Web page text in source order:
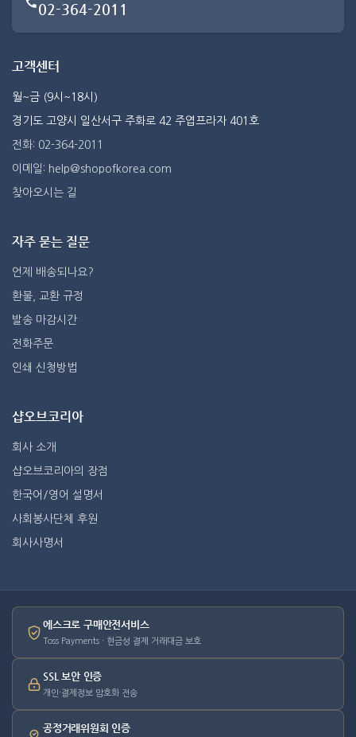
02-364-2011
고객센터
월~금 (9시~18시)
경기도 고양시 일산서구 주화로 42 주엽프라자 401호
전화: 02-364-2011
이메일: help@shopofkorea.com
찾아오시는 길
자주 묻는 질문
언제 배송되나요?
환불, 교환 규정
발송 마감시간
전화주문
인쇄 신청방법
샵오브코리아
회사 소개
샵오브코리아의 장점
한국어/영어 설명서
사회봉사단체 후원
회사사명서
에스크로 구매안전서비스
Toss Payments · 현금성 결제 거래대금 보호
SSL 보안 인증
개인·결제정보 암호화 전송
공정거래위원회 인증